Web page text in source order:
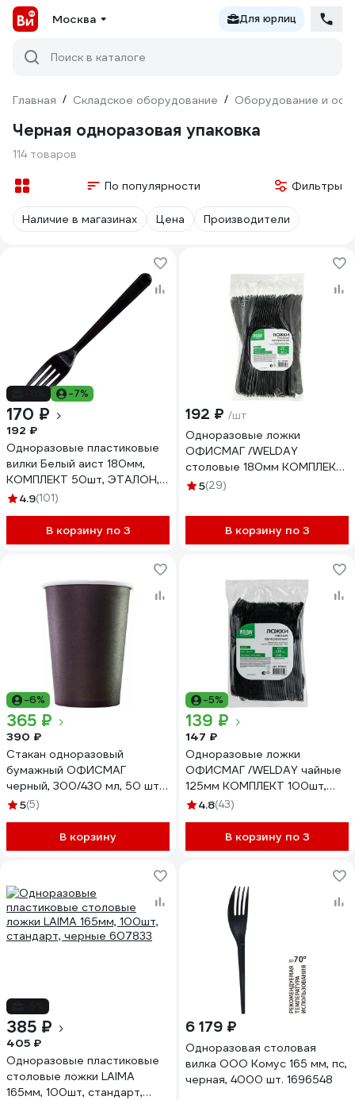
Москва Для юрлиц
Поиск в каталоге
Главная / Складское оборудование / Оборудование и
Черная одноразовая упаковка
114 товаров
По популярности Фильтры
Наличие в магазинах Цена Производители
-7%
170 ₽
192 ₽
Одноразовые пластиковые
вилки Белый аист 180мм,
КОМПЛЕКТ 50шт, ЭТАЛОН,
пластиковые, черные, ,
4.9(101)
В корзину по 3
192 ₽ /шт
Одноразовые ложки
ОФИСМАГ /WELDAY
столовые 180мм КОМПЛЕКТ
50шт, ЭТАЛОН,
607836
5(29)
В корзину по 3
-6%
365 ₽
390 ₽
Стакан одноразовый
бумажный ОФИСМАГ
черный, 300/430 мл, 50 шт,
однослойный, х/г, формация
5(5)
В корзину
-5%
139 ₽
147 ₽
Одноразовые ложки
ОФИСМАГ /WELDAY чайные
125мм КОМПЛЕКТ 100шт,
ЭТАЛОН, пластиковые,
4.8(43)
В корзину по 3
385 ₽
405 ₽
Одноразовые пластиковые
столовые ложки LAIMA
165мм, 100шт, стандарт,
6 179 ₽
Одноразовая столовая
вилка ООО Комус 165 мм, пс,
черная, 4000 шт. 1696548